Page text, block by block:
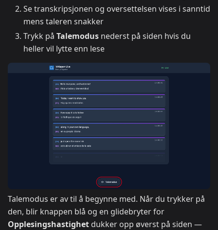
Se transkripsjonen og oversettelsen vises i sanntid
mens taleren snakker
Trykk på Talemodus nederst på siden hvis du
heller vil lytte enn lese
Talemodus er av til å begynne med. Når du trykker på
den, blir knappen blå og en glidebryter for
Opplesingshastighet dukker opp øverst på siden —